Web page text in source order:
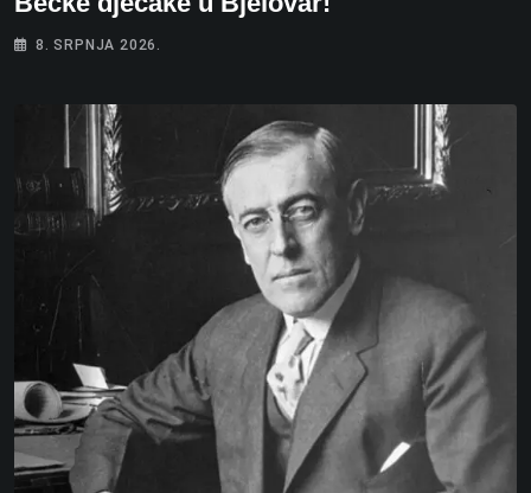
8. SRPNJA 2026.